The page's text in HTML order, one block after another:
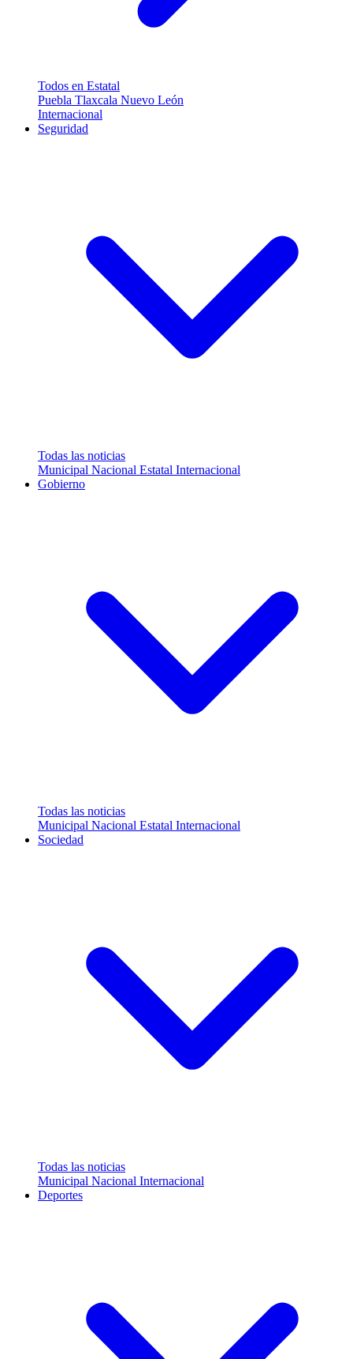
Todos en Estatal
Puebla Tlaxcala Nuevo León
Internacional
Seguridad
Todas las noticias
Municipal Nacional Estatal Internacional
Gobierno
Todas las noticias
Municipal Nacional Estatal Internacional
Sociedad
Todas las noticias
Municipal Nacional Internacional
Deportes